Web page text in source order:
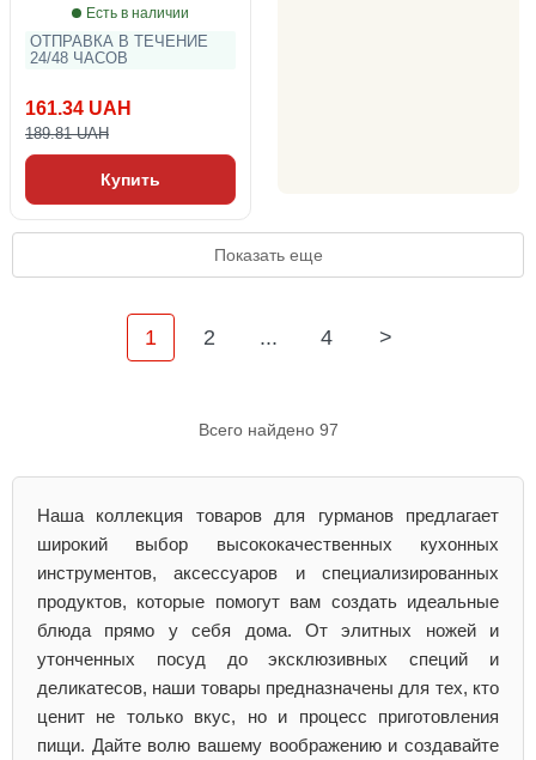
Есть в наличии
ОТПРАВКА В ТЕЧЕНИЕ
24/48 ЧАСОВ
161.34 UAH
189.81 UAH
Купить
Показать еще
1 2 ... 4 >
Всего найдено 97
Наша коллекция товаров для гурманов предлагает
широкий выбор высококачественных кухонных
инструментов, аксессуаров и специализированных
продуктов, которые помогут вам создать идеальные
блюда прямо у себя дома. От элитных ножей и
утонченных посуд до эксклюзивных специй и
деликатесов, наши товары предназначены для тех, кто
ценит не только вкус, но и процесс приготовления
пищи. Дайте волю вашему воображению и создавайте